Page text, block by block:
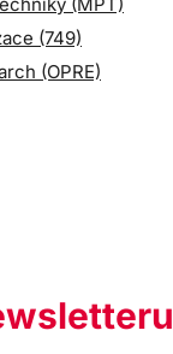
(749)
(OPRE)